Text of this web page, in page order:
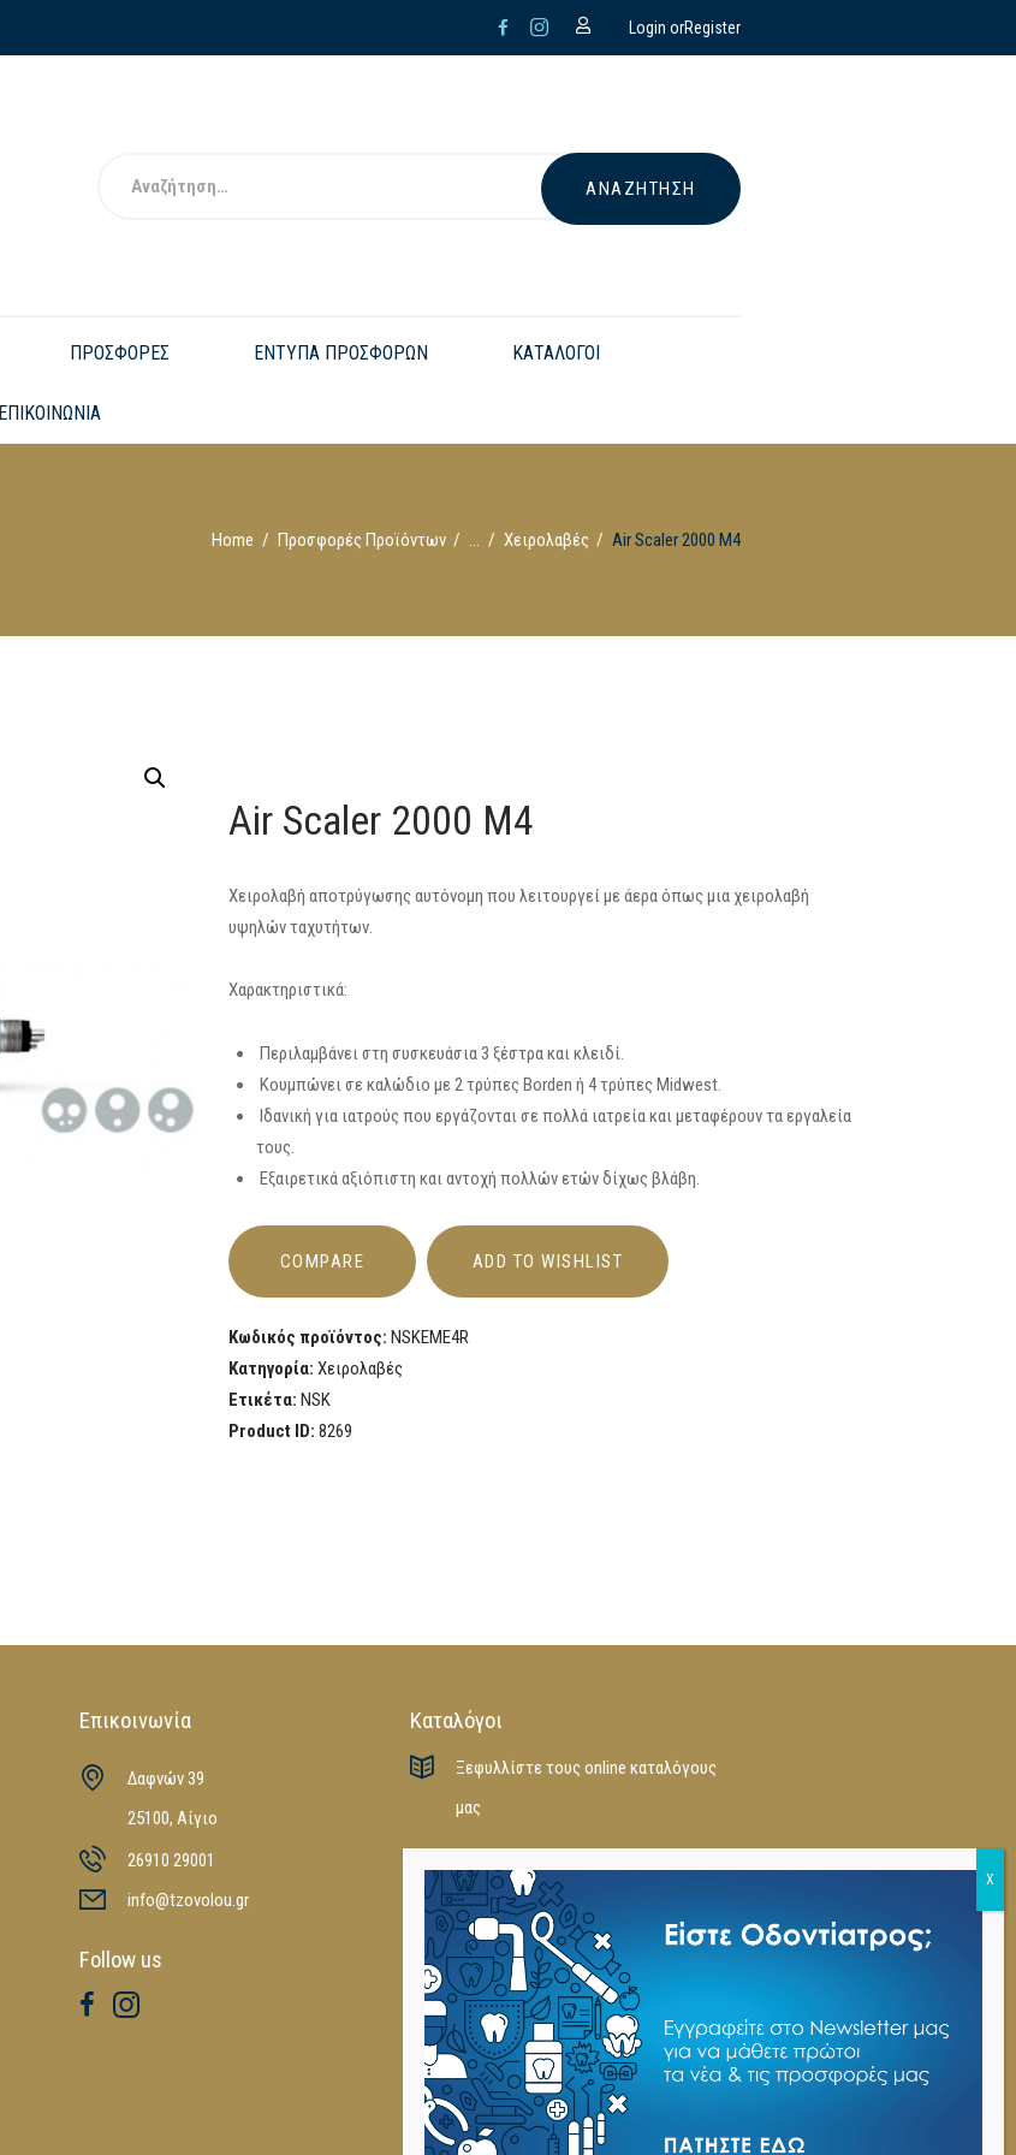
Login orRegister
ΠΡΟΣΦΟΡΕΣ ΕΝΤΥΠΑ ΠΡΟΣΦΟΡΩΝ ΚΑΤΑΛΟΓΟΙ
ΕΠΙΚΟΙΝΩΝΙΑ
Home Προσφορές Προϊόντων ... Χειρολαβές Air Scaler 2000 M4
Air Scaler 2000 M4
Χειρολαβή αποτρύγωσης αυτόνομη που λειτουργεί με άερα όπως μια χειρολαβή
υψηλών ταχυτήτων.
Χαρακτηριστικά:
Περιλαμβάνει στη συσκευάσια 3 ξέστρα και κλειδί.
Κουμπώνει σε καλώδιο με 2 τρύπες Borden ή 4 τρύπες Midwest.
Ιδανική για ιατρούς που εργάζονται σε πολλά ιατρεία και μεταφέρουν τα εργαλεία
τους.
Εξαιρετικά αξιόπιστη και αντοχή πολλών ετών δίχως βλάβη.
COMPARE ADD TO WISHLIST
Κωδικός προϊόντος: NSKEME4R
Κατηγορία:Χειρολαβές
Ετικέτα: NSK
Product ID:8269
Επικοινωνία
Δαφνών 39
25100, Αίγιο
26910 29001
info@tzovolou.gr
Follow us
Καταλόγοι
Ξεφυλλίστε τους online καταλόγους
μας
MEDICAL BODYGURD,NSK
LEIBINGER,COLTENE,MANI DIATECH,
FANTA,CROSSTEX,EIGHTEETH
YAMAKIN